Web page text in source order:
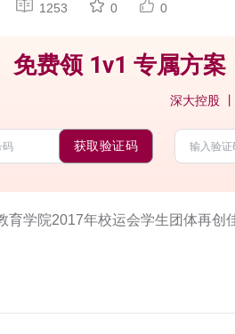
1253 0 0
免费领 1v1 专属方
深大控股
获取验证码
育学院2017年校运会学生团体再创